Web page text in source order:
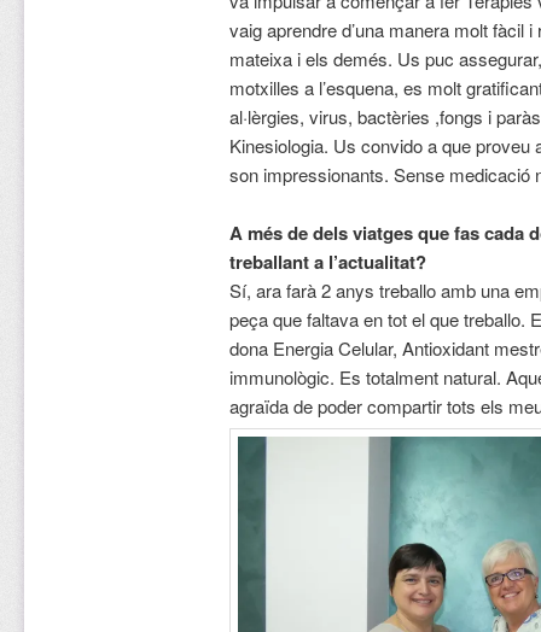
vaig aprendre d’una manera molt fàcil
mateixa i els demés. Us puc
motxilles a l’esquena, es molt
al·lèrgies, virus, bactèries ,fongs i
Kinesiologia. Us convido a que
son impressionants. Sense medicació
A més de dels viatges que fas cada
treballant a l’actualitat?
Sí, ara farà 2 anys treballo amb una
peça que faltava en tot el que treballo.
dona Energia Celular, Antioxidant
immunològic. Es totalment natural.
agraïda de poder compartir tots els